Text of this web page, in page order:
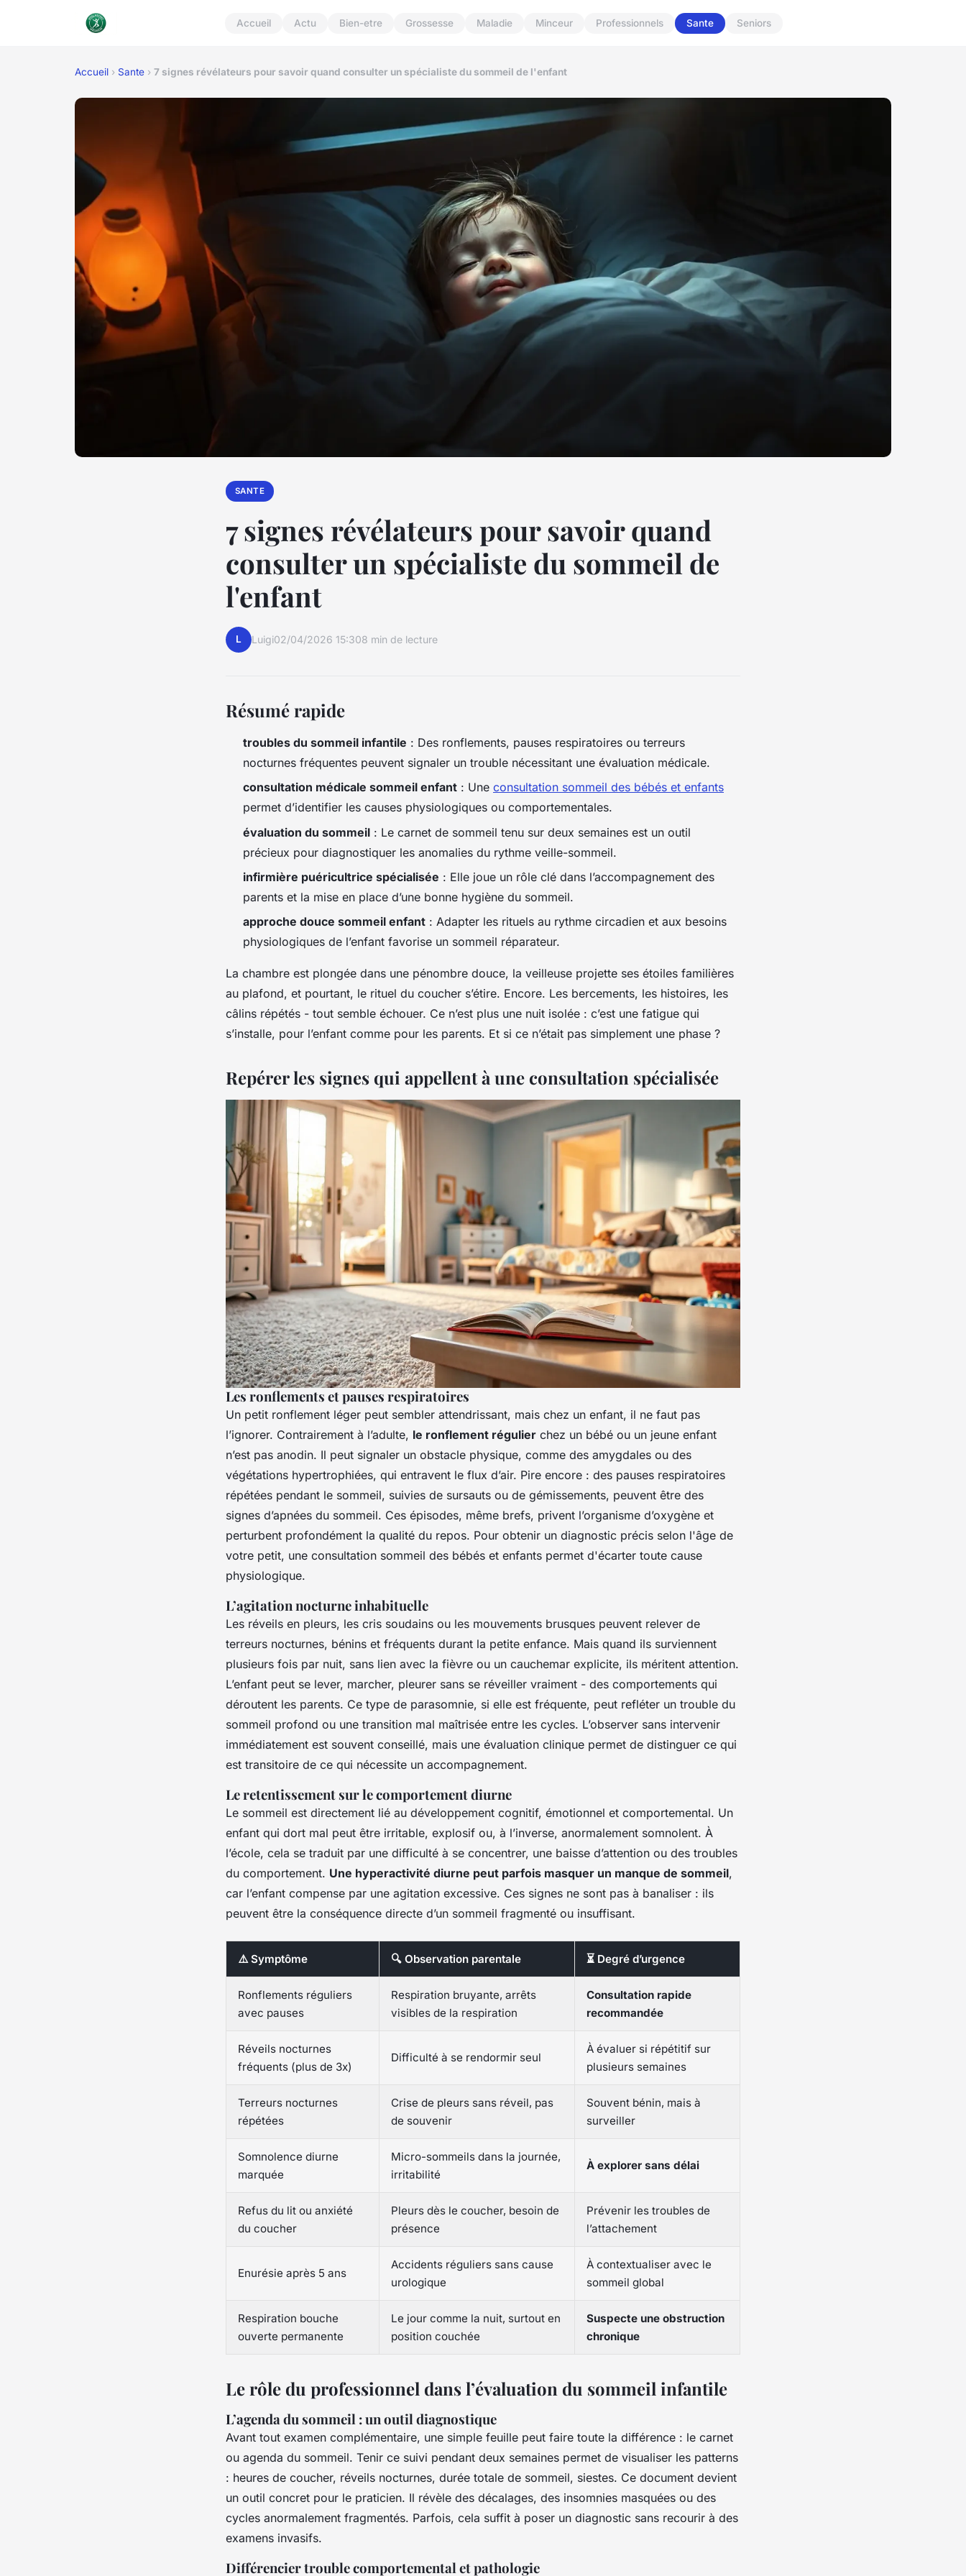
Accueil Actu Bien-etre Grossesse Maladie Minceur Professionnels Sante Seniors
Accueil › Sante › 7 signes révélateurs pour savoir quand consulter un spécialiste du sommeil de l'enfant
SANTE
7 signes révélateurs pour savoir quand
consulter un spécialiste du sommeil de
l'enfant
L Luigi02/04/2026 15:308 min de lecture
Résumé rapide
troubles du sommeil infantile : Des ronflements, pauses respiratoires ou terreurs
nocturnes fréquentes peuvent signaler un trouble nécessitant une évaluation médicale.
consultation médicale sommeil enfant : Une consultation sommeil des bébés et enfants
permet d’identifier les causes physiologiques ou comportementales.
évaluation du sommeil : Le carnet de sommeil tenu sur deux semaines est un outil
précieux pour diagnostiquer les anomalies du rythme veille-sommeil.
infirmière puéricultrice spécialisée : Elle joue un rôle clé dans l’accompagnement des
parents et la mise en place d’une bonne hygiène du sommeil.
approche douce sommeil enfant : Adapter les rituels au rythme circadien et aux besoins
physiologiques de l’enfant favorise un sommeil réparateur.
La chambre est plongée dans une pénombre douce, la veilleuse projette ses étoiles familières
au plafond, et pourtant, le rituel du coucher s’étire. Encore. Les bercements, les histoires, les
câlins répétés - tout semble échouer. Ce n’est plus une nuit isolée : c’est une fatigue qui
s’installe, pour l’enfant comme pour les parents. Et si ce n’était pas simplement une phase ?
Repérer les signes qui appellent à une consultation spécialisée
Les ronflements et pauses respiratoires
Un petit ronflement léger peut sembler attendrissant, mais chez un enfant, il ne faut pas
l’ignorer. Contrairement à l’adulte, le ronflement régulier chez un bébé ou un jeune enfant
n’est pas anodin. Il peut signaler un obstacle physique, comme des amygdales ou des
végétations hypertrophiées, qui entravent le flux d’air. Pire encore : des pauses respiratoires
répétées pendant le sommeil, suivies de sursauts ou de gémissements, peuvent être des
signes d’apnées du sommeil. Ces épisodes, même brefs, privent l’organisme d’oxygène et
perturbent profondément la qualité du repos. Pour obtenir un diagnostic précis selon l'âge de
votre petit, une consultation sommeil des bébés et enfants permet d'écarter toute cause
physiologique.
L’agitation nocturne inhabituelle
Les réveils en pleurs, les cris soudains ou les mouvements brusques peuvent relever de
terreurs nocturnes, bénins et fréquents durant la petite enfance. Mais quand ils surviennent
plusieurs fois par nuit, sans lien avec la fièvre ou un cauchemar explicite, ils méritent attention.
L’enfant peut se lever, marcher, pleurer sans se réveiller vraiment - des comportements qui
déroutent les parents. Ce type de parasomnie, si elle est fréquente, peut refléter un trouble du
sommeil profond ou une transition mal maîtrisée entre les cycles. L’observer sans intervenir
immédiatement est souvent conseillé, mais une évaluation clinique permet de distinguer ce qui
est transitoire de ce qui nécessite un accompagnement.
Le retentissement sur le comportement diurne
Le sommeil est directement lié au développement cognitif, émotionnel et comportemental. Un
enfant qui dort mal peut être irritable, explosif ou, à l’inverse, anormalement somnolent. À
l’école, cela se traduit par une difficulté à se concentrer, une baisse d’attention ou des troubles
du comportement. Une hyperactivité diurne peut parfois masquer un manque de sommeil,
car l’enfant compense par une agitation excessive. Ces signes ne sont pas à banaliser : ils
peuvent être la conséquence directe d’un sommeil fragmenté ou insuffisant.
⚠️ Symptôme 🔍 Observation parentale ⏳ Degré d’urgence
Ronflements réguliers
avec pauses
Respiration bruyante, arrêts
visibles de la respiration
Consultation rapide
recommandée
Réveils nocturnes
fréquents (plus de 3x)
Difficulté à se rendormir seul
À évaluer si répétitif sur
plusieurs semaines
Terreurs nocturnes
répétées
Crise de pleurs sans réveil, pas
de souvenir
Souvent bénin, mais à
surveiller
Somnolence diurne
marquée
Micro-sommeils dans la journée,
irritabilité
À explorer sans délai
Refus du lit ou anxiété
du coucher
Pleurs dès le coucher, besoin de
présence
Prévenir les troubles de
l’attachement
Enurésie après 5 ans
Accidents réguliers sans cause
urologique
À contextualiser avec le
sommeil global
Respiration bouche
ouverte permanente
Le jour comme la nuit, surtout en
position couchée
Suspecte une obstruction
chronique
Le rôle du professionnel dans l’évaluation du sommeil infantile
L’agenda du sommeil : un outil diagnostique
Avant tout examen complémentaire, une simple feuille peut faire toute la différence : le carnet
ou agenda du sommeil. Tenir ce suivi pendant deux semaines permet de visualiser les patterns
: heures de coucher, réveils nocturnes, durée totale de sommeil, siestes. Ce document devient
un outil concret pour le praticien. Il révèle des décalages, des insomnies masquées ou des
cycles anormalement fragmentés. Parfois, cela suffit à poser un diagnostic sans recourir à des
examens invasifs.
Différencier trouble comportemental et pathologie